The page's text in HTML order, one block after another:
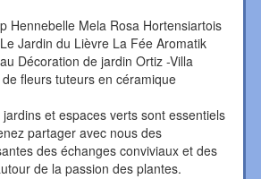
Hennebelle Mela Rosa Hortensiartois
Jardin du Lièvre La Fée Aromatik
Décoration de jardin Ortiz -Villa
fleurs tuteurs en céramique
et espaces verts sont essentiels
partager avec nous des
des échanges conviviaux et des
de la passion des plantes.